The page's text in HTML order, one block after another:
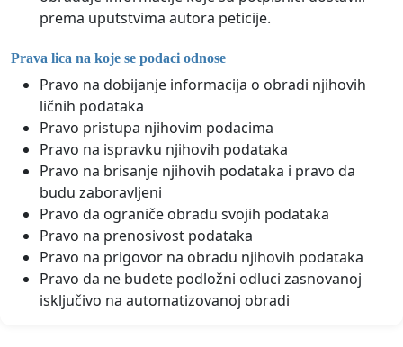
prema uputstvima autora peticije.
Prava lica na koje se podaci odnose
Pravo na dobijanje informacija o obradi njihovih
ličnih podataka
Pravo pristupa njihovim podacima
Pravo na ispravku njihovih podataka
Pravo na brisanje njihovih podataka i pravo da
budu zaboravljeni
Pravo da ograniče obradu svojih podataka
Pravo na prenosivost podataka
Pravo na prigovor na obradu njihovih podataka
Pravo da ne budete podložni odluci zasnovanoj
isključivo na automatizovanoj obradi